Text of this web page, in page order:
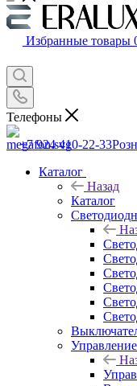
Избранные товары
Телефоны
+7 924 410-22-33
Каталог
Назад
Каталог